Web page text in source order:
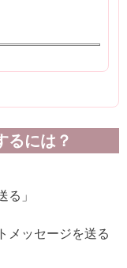
るには？
」
メッセージを送る